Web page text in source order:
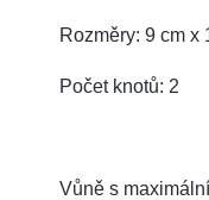
Rozměry: 9 cm x
Počet knotů: 2
Vůně s